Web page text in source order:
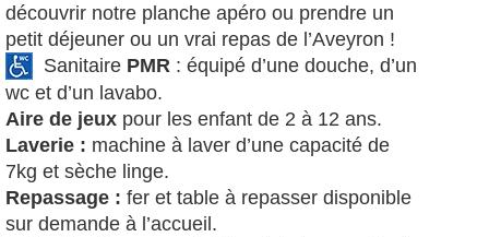
découvrir notre planche apéro ou prendre un
petit déjeuner ou un vrai repas de l’Aveyron !
Sanitaire PMR : équipé d’une douche, d’un
wc et d’un lavabo.
Aire de jeux pour les enfant de 2 à 12 ans.
Laverie : machine à laver d’une capacité de
7kg et sèche linge.
Repassage : fer et table à repasser disponible
sur demande à l’accueil.